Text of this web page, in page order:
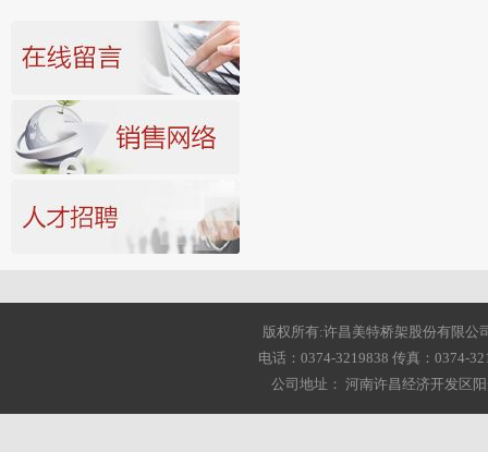
版权所有:许昌美特桥架股份有限公
电话：0374-3219838 传真：0374-
公司地址： 河南许昌经济开发区